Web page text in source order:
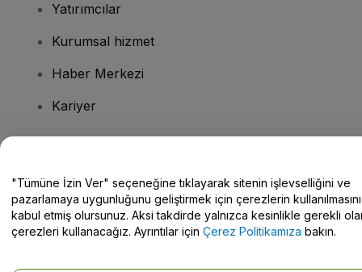
Yatırımcılar
Kurumsal hizmet
Haber Merkezi
Kariyer
Yardım Merkezi / Bize Ulaşın
"Tümüne İzin Ver" seçeneğine tıklayarak sitenin işlevselliğini ve
pazarlamaya uygunluğunu geliştirmek için çerezlerin kullanılmasını
kabul etmiş olursunuz. Aksi takdirde yalnızca kesinlikle gerekli
çerezleri kullanacağız. Ayrıntılar için Çerez Politikamıza bakın.